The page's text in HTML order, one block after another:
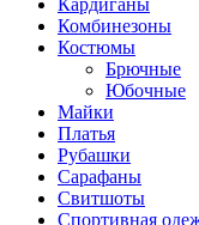
Комбинезоны
Костюмы
Брючные
Юбочные
Майки
Платья
Рубашки
Сарафаны
Свитшоты
Спортивная